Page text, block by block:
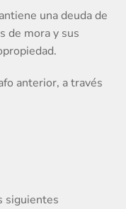
una deuda de
de mora y sus
anterior, a través
siguientes